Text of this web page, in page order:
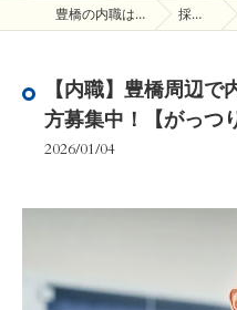
豊橋の内職は株式会社オオサワ 採用ブログ
【内職】豊橋周辺
方募集中！【がっつ
2026/01/04